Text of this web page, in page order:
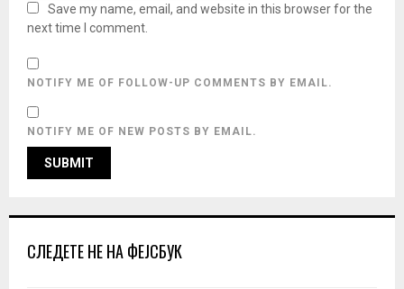
Save my name, email, and website in this browser for the
next time I comment.
NOTIFY ME OF FOLLOW-UP COMMENTS BY EMAIL.
NOTIFY ME OF NEW POSTS BY EMAIL.
СЛЕДЕТЕ НЕ НА ФЕЈСБУК